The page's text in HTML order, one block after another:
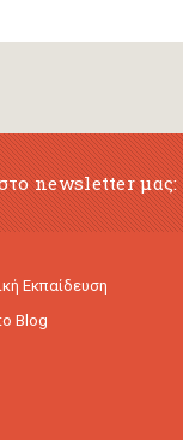
newsletter μας:
Εκπαίδευση
Blog